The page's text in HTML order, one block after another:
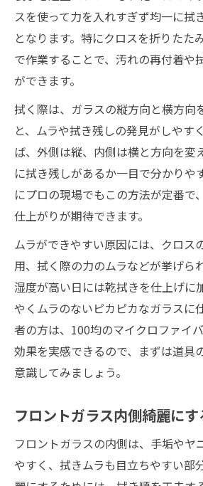
スを使って力を入れすぎず均一に拭
となります。特にクロスを折りたた
で作業することで、汚れの再付着や
ができます。
拭く際は、ガラスの縦方向と横方向
と、ムラや拭き残しの発見がしやす
ば、外側は縦、内側は横と方向を変
に拭き残しがあるか一目で分かりや
にプロの現場でもこの方法が定番で
仕上がりが期待できます。
ムラができやすい原因には、クロス
用、拭く際の力のムラなどが挙げら
湿度が高い日には乾拭きを仕上げに
やくムラのないピカピカなガラスに
者の方は、100均のマイクロファイ
効果を実感できるので、まずは道具
意識してみましょう。
フロントガラス内側綺麗に
フロントガラスの内側は、手垢やヤ
やすく、拭きムラも目立ちやすい部